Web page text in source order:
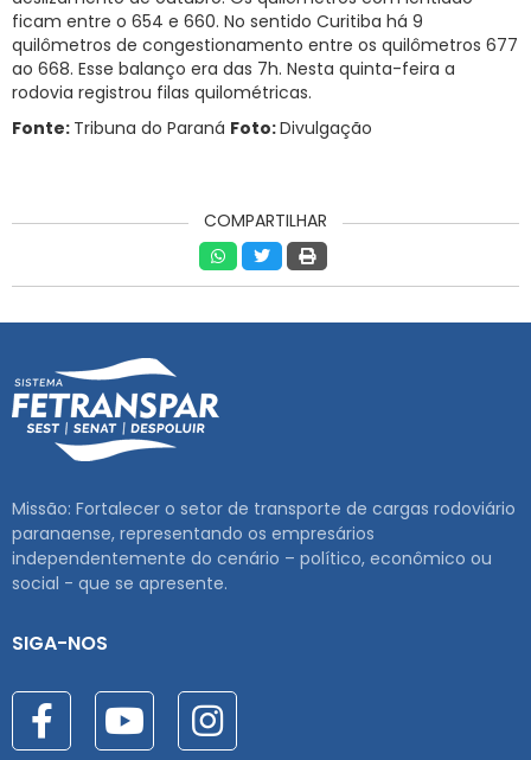
ficam entre o 654 e 660. No sentido Curitiba há 9
quilômetros de congestionamento entre os quilômetros 677
ao 668. Esse balanço era das 7h. Nesta quinta-feira a
rodovia registrou filas quilométricas.
Fonte: Tribuna do Paraná Foto:Divulgação
COMPARTILHAR
Missão: Fortalecer o setor de transporte de cargas rodoviário
paranaense, representando os empresários
independentemente do cenário – político, econômico ou
social - que se apresente.
SIGA-NOS